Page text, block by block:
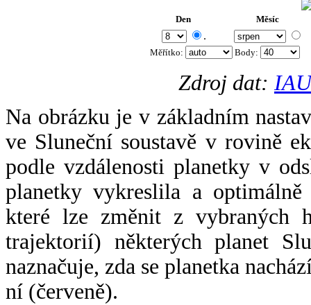
Den Měsíc
.
Měřítko: Body:
Zdroj dat:
Na obrázku je v základním
ve Sluneční soustavě v rovině
podle vzdálenosti planetky v
planetky vykreslila a
které lze změnit z vybraných
trajektorií) některých planet
naznačuje, zda se planetka
ní (červeně).